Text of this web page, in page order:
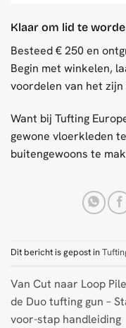
Klaar om lid te
Besteed € 250 en
Begin met winkelen,
voordelen van het
Want bij Tufting
gewone vloerkleden
buitengewoons te
Dit bericht is gepost in
Van Cut naar Loop
de Duo tufting gun –
voor-stap handleiding